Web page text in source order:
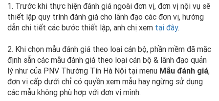
1. Trước khi thực hiện đánh giá ngoài đơn vị, đơn vị nội vụ sẽ
thiết lập quy trình đánh giá cho lãnh đạo các đơn vị, hướng
dẫn chi tiết các bước thiết lập, anh chị xem tại đây.
2. Khi chọn mẫu đánh giá theo loại cán bộ, phần mềm đã mặc
định sẵn các mẫu đánh giá theo loại cán bộ & lãnh đạo quản
lý như của PNV Thường Tín Hà Nội tại menu Mẫu đánh giá,
đơn vị cấp dưới chỉ có quyền xem mẫu hay ngừng sử dụng
các mẫu không phù hợp với đơn vị mình.